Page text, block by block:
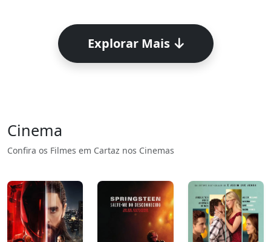
Explorar Mais
Cinema
Confira os Filmes em Cartaz nos Cinemas